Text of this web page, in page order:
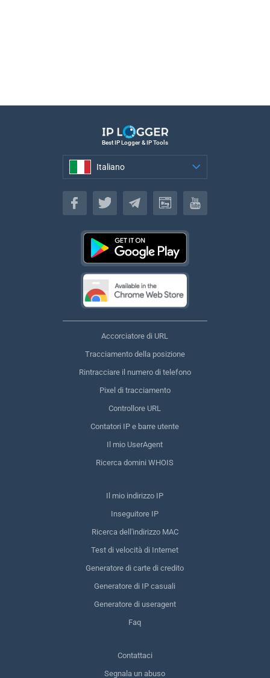
Best IP Logger & IP Tools
Italiano
Italiano
Accorciatore di URL
Tracciamento della posizione
Rintracciare il numero di telefono
Pixel di tracciamento
Controllore URL
Contatori IP e barre utente
Il mio UserAgent
Ricerca domini WHOIS
Il mio indirizzo IP
Inseguitore IP
Ricerca dell'indirizzo MAC
Test di velocità di Internet
Generatore di carte di credito
Generatore di IP casuali
Generatore di useragent
Faq
Contattaci
Segnala un abuso